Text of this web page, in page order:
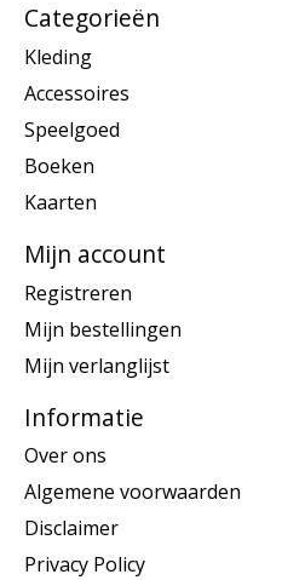
Categorieën
Kleding
Accessoires
Speelgoed
Boeken
Kaarten
Mijn account
Registreren
Mijn bestellingen
Mijn verlanglijst
Informatie
Over ons
Algemene voorwaarden
Disclaimer
Privacy Policy